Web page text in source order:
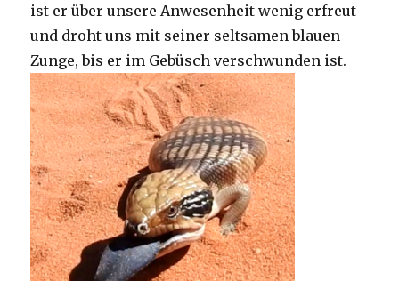
ist er über unsere Anwesenheit wenig erfreut
und droht uns mit seiner seltsamen blauen
Zunge, bis er im Gebüsch verschwunden ist.